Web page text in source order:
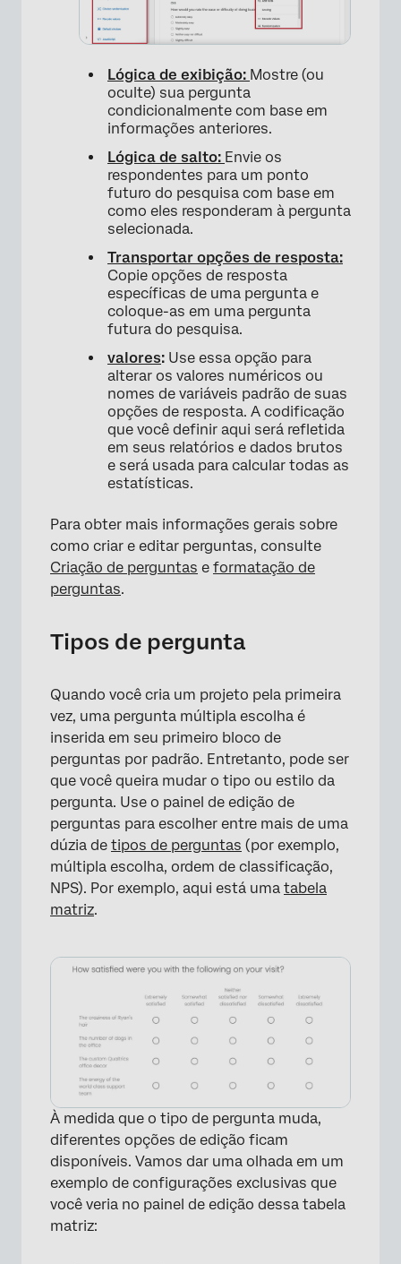
×
×
Lógica de exibição: Mostre (ou
oculte) sua pergunta
condicionalmente com base em
informações anteriores.
Lógica de salto: Envie os
respondentes para um ponto
futuro do pesquisa com base em
como eles responderam à pergunta
selecionada.
Transportar opções de resposta:
Copie opções de resposta
específicas de uma pergunta e
coloque-as em uma pergunta
futura do pesquisa.
valores: Use essa opção para
alterar os valores numéricos ou
nomes de variáveis padrão de suas
opções de resposta. A codificação
que você definir aqui será refletida
em seus relatórios e dados brutos
e será usada para calcular todas as
estatísticas.
Para obter mais informações gerais sobre
como criar e editar perguntas, consulte
Criação de perguntas e formatação de
perguntas.
Tipos de pergunta
Quando você cria um projeto pela primeira
vez, uma pergunta múltipla escolha é
inserida em seu primeiro bloco de
perguntas por padrão. Entretanto, pode ser
que você queira mudar o tipo ou estilo da
pergunta. Use o painel de edição de
perguntas para escolher entre mais de uma
dúzia de tipos de perguntas (por exemplo,
múltipla escolha, ordem de classificação,
NPS). Por exemplo, aqui está uma tabela
matriz.
À medida que o tipo de pergunta muda,
diferentes opções de edição ficam
disponíveis. Vamos dar uma olhada em um
exemplo de configurações exclusivas que
você veria no painel de edição dessa tabela
matriz: